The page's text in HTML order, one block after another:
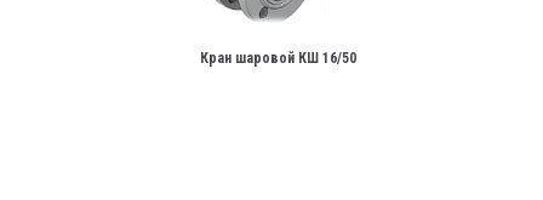
Кран шаровой КШ 16/50